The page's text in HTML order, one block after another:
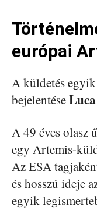
európai
A küldetés
bejelentése
A 49 éves olasz
egy Artemis-
Az ESA
és hosszú ideje
egyik